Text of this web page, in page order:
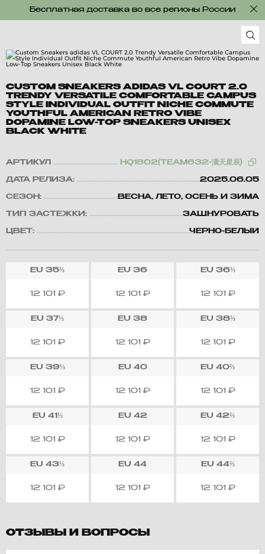
Бесплатная доставка во все регионы России
CUSTOM SNEAKERS ADIDAS VL COURT 2.0
TRENDY VERSATILE COMFORTABLE CAMPUS
STYLE INDIVIDUAL OUTFIT NICHE COMMUTE
YOUTHFUL AMERICAN RETRO VIBE
DOPAMINE LOW-TOP SNEAKERS UNISEX
BLACK WHITE
АРТИКУЛ HQ1802(TEAM632-满天星辰)
ДАТА РЕЛИЗА: 2025.06.05
СЕЗОН: ВЕСНА, ЛЕТО, ОСЕНЬ И ЗИМА
ТИП ЗАСТЕЖКИ: ЗАШНУРОВАТЬ
ЦВЕТ: ЧЕРНО-БЕЛЫЙ
EU 35⅔
12 101 ₽
EU 36
12 101 ₽
EU36⅔
12 101 ₽
EU 37⅓
12 101 ₽
EU 38
12 101 ₽
EU38⅔
12 101 ₽
EU39⅓
12 101 ₽
EU40
12 101 ₽
EU 40⅔
12 101 ₽
EU41⅓
12 101 ₽
EU42
12 101 ₽
EU 42⅔
12 101 ₽
EU 43⅓
12 101 ₽
EU 44
12 101 ₽
EU44⅔
12 101 ₽
ОТЗЫВЫ И ВОПРОСЫ